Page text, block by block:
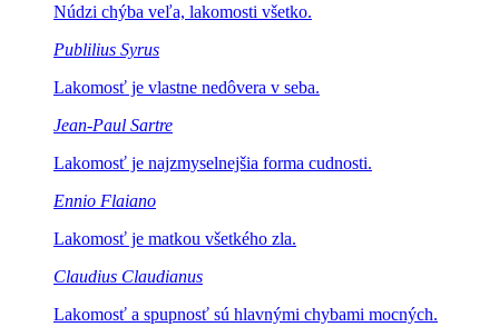
Núdzi chýba veľa, lakomosti všetko.
Publilius Syrus
Lakomosť je vlastne nedôvera v seba.
Jean-Paul Sartre
Lakomosť je najzmyselnejšia forma cudnosti.
Ennio Flaiano
Lakomosť je matkou všetkého zla.
Claudius Claudianus
Lakomosť a spupnosť sú hlavnými chybami mocných.